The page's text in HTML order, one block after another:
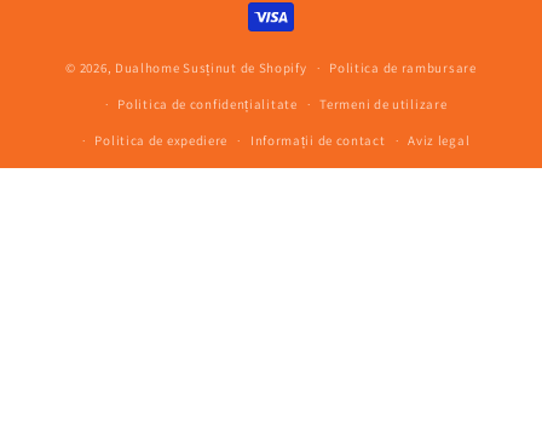
© 2026, Dualhome Susținut de Shopify Politica de rambursare
Politica de confidențialitate Termeni de utilizare
Politica de expediere Informații de contact Aviz legal